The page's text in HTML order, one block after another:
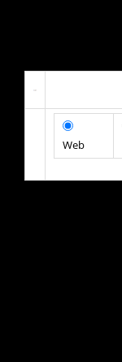
Web